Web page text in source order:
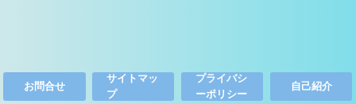
お問合せ
サイトマッ
プ
プライバシ
ーポリシー
自己紹介